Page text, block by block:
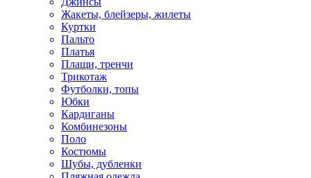
Жакеты, блейзеры, жилеты
Куртки
Пальто
Платья
Плащи, тренчи
Трикотаж
Футболки, топы
Юбки
Кардиганы
Комбинезоны
Поло
Костюмы
Шубы, дубленки